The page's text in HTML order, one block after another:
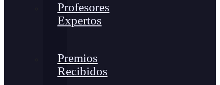
Profesores
Expertos
Premios
Recibidos